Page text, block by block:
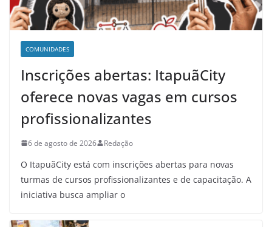
COMUNIDADES
Inscrições abertas: ItapuãCity
oferece novas vagas em cursos
profissionalizantes
6 de agosto de 2026 Redação
O ItapuãCity está com inscrições abertas para novas
turmas de cursos profissionalizantes e de capacitação. A
iniciativa busca ampliar o